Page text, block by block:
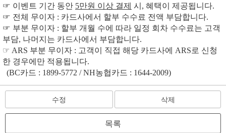
☞ 이벤트 기간 동안 5만원 이상 결제 시, 혜택이 제공됩니다.
☞ 전체 무이자 : 카드사에서 할부 수수료 전액 부담합니다.
☞ 부분 무이자 : 할부 개월 수에 따라 일정 회차 수수료는 고객
부담, 나머지는 카드사에서 부담합니다.
☞ ARS 부분 무이자 : 고객이 직접 해당 카드사에 ARS로 신청
한 경우에만 적용됩니다.
(BC카드 : 1899-5772 / NH농협카드 : 1644-2009)
수정 삭제
목록